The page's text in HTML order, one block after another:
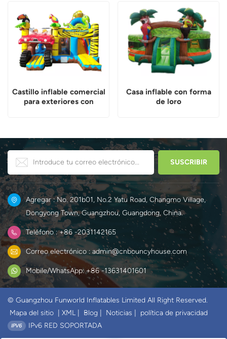
Castillo inflable comercial
para exteriores con
Casa inflable con forma
de loro
Agregar : No. 201b01, No.2 Yatu Road, Changmo Village,
Dongyong Town, Guangzhou, Guangdong, China.
Teléfono : +86 -2031142165
Correo electrónico : admin@cnbouncyhouse.com
Mobile/WhatsApp: +86 -13631401601
© Guangzhou Funworld Inflatables Limited All Right Reserved.
Mapa del sitio
XML Blog Noticias
política de privacidad
IPv6 RED SOPORTADA